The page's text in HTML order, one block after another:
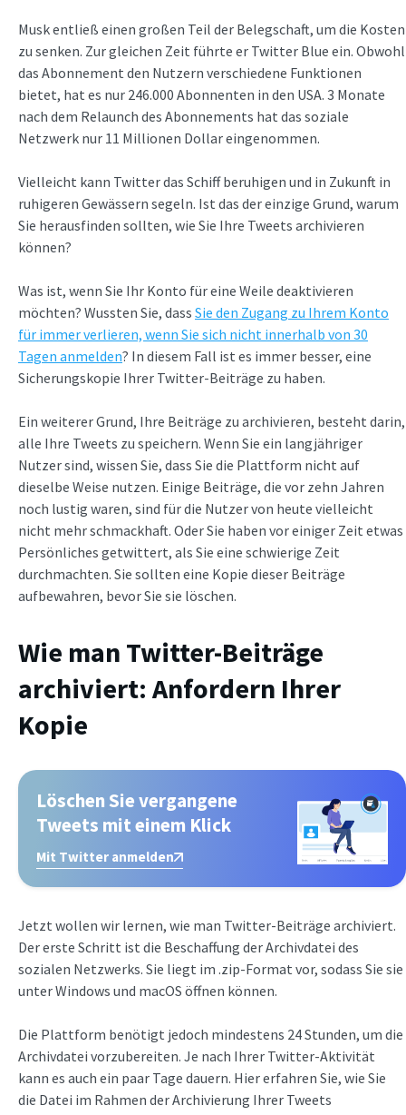
Musk entließ einen großen Teil der Belegschaft, um die Kosten
zu senken. Zur gleichen Zeit führte er Twitter Blue ein. Obwohl
das Abonnement den Nutzern verschiedene Funktionen
bietet, hat es nur 246.000 Abonnenten in den USA. 3 Monate
nach dem Relaunch des Abonnements hat das soziale
Netzwerk nur 11 Millionen Dollar eingenommen.
Vielleicht kann Twitter das Schiff beruhigen und in Zukunft in
ruhigeren Gewässern segeln. Ist das der einzige Grund, warum
Sie herausfinden sollten, wie Sie Ihre Tweets archivieren
können?
Was ist, wenn Sie Ihr Konto für eine Weile deaktivieren
möchten? Wussten Sie, dass Sie den Zugang zu Ihrem Konto
für immer verlieren, wenn Sie sich nicht innerhalb von 30
Tagen anmelden? In diesem Fall ist es immer besser, eine
Sicherungskopie Ihrer Twitter-Beiträge zu haben.
Ein weiterer Grund, Ihre Beiträge zu archivieren, besteht darin,
alle Ihre Tweets zu speichern. Wenn Sie ein langjähriger
Nutzer sind, wissen Sie, dass Sie die Plattform nicht auf
dieselbe Weise nutzen. Einige Beiträge, die vor zehn Jahren
noch lustig waren, sind für die Nutzer von heute vielleicht
nicht mehr schmackhaft. Oder Sie haben vor einiger Zeit etwas
Persönliches getwittert, als Sie eine schwierige Zeit
durchmachten. Sie sollten eine Kopie dieser Beiträge
aufbewahren, bevor Sie sie löschen.
Wie man Twitter-Beiträge
archiviert: Anfordern Ihrer
Kopie
Löschen Sie vergangene
Tweets mit einem Klick
Mit Twitter anmelden
Jetzt wollen wir lernen, wie man Twitter-Beiträge archiviert.
Der erste Schritt ist die Beschaffung der Archivdatei des
sozialen Netzwerks. Sie liegt im .zip-Format vor, sodass Sie sie
unter Windows und macOS öffnen können.
Die Plattform benötigt jedoch mindestens 24 Stunden, um die
Archivdatei vorzubereiten. Je nach Ihrer Twitter-Aktivität
kann es auch ein paar Tage dauern. Hier erfahren Sie, wie Sie
die Datei im Rahmen der Archivierung Ihrer Tweets